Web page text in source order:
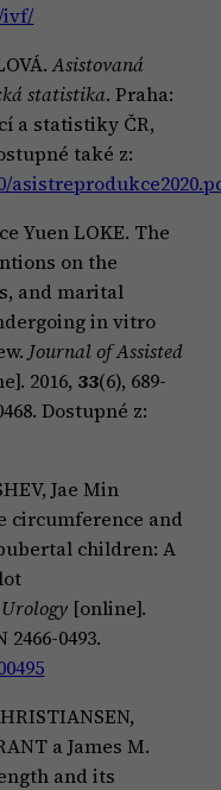
ivf/
Asistovaná
statistika. Praha:
a statistiky ČR,
také z:
Yuen LOKE. The
on the
and marital
in vitro
Journal of Assisted
2016, 33(6), 689-
Dostupné z:
Jae Min
circumference and
children: A
[online].
2466-0493.
a James M.
and its